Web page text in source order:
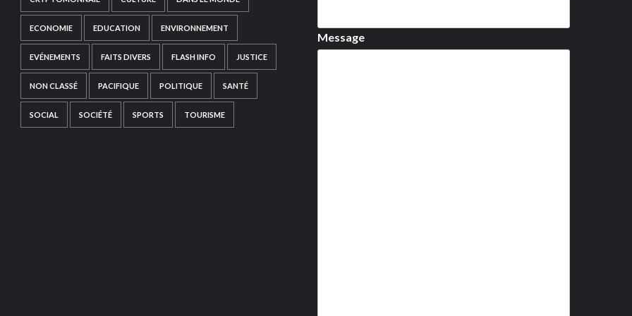
ECONOMIE EDUCATION ENVIRONNEMENT
EVÉNEMENTS FAITS DIVERS FLASH INFO JUSTICE
NON CLASSÉ PACIFIQUE POLITIQUE SANTÉ
SOCIAL SOCIÉTÉ SPORTS TOURISME
Message